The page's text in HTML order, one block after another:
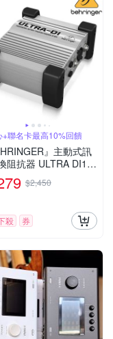
+聯名卡最高10%回饋
』主動式訊
阻抗器 ULTRA DI10
/ 公司貨
$2,450
殺 券